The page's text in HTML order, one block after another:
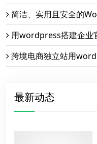
简洁、实用且安全的
用wordpress搭建企业
跨境电商独立站用
最新动态